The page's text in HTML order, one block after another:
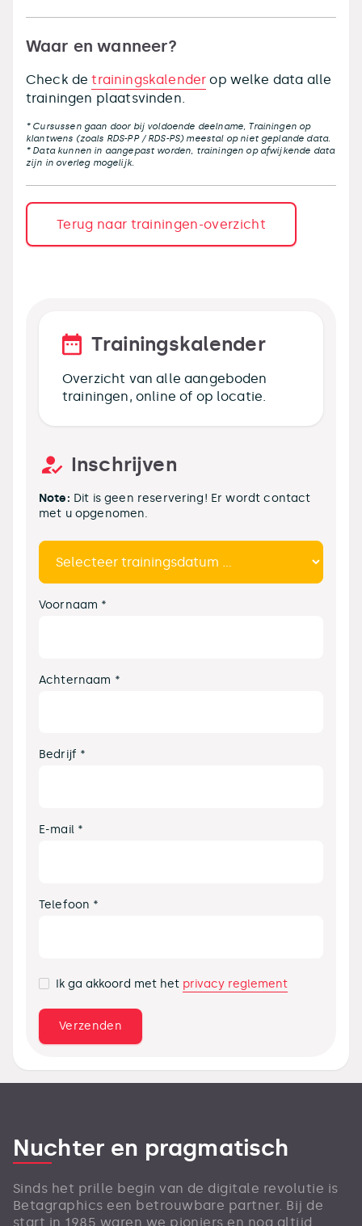
Waar en wanneer?
Check detrainingskalender op welke data alle
trainingen plaatsvinden.
* Cursussen gaan door bij voldoende deelname, Trainingen op
klantwens (zoals RDS-PP / RDS-PS) meestal op niet geplande data.
* Data kunnen in aangepast worden, trainingen op afwijkende data
zijn in overleg mogelijk.
Terug naar trainingen-overzicht
Trainingskalender
Overzicht van alle aangeboden
trainingen, online of op locatie.
Inschrijven
Note: Dit is geen reservering! Er wordt contact
met u opgenomen.
Voornaam *
Achternaam *
Bedrijf *
E-mail *
Telefoon *
Ik ga akkoord met het privacy reglement
Nuchter en pragmatisch
Sinds het prille begin van de digitale revolutie is
Betagraphics een betrouwbare partner. Bij de
start in 1985 waren we pioniers en nog altijd